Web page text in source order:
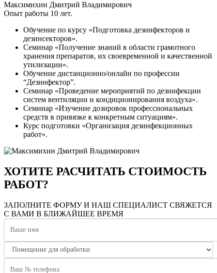
Максимихин Дмитрий Владимирович
Опыт работы 10 лет.
Обучение по курсу «Подготовка дезинфекторов и
дезинсекторов».
Семинар «Получение знаний в области грамотного
хранения препаратов, их своевременной и качественной
утилизации».
Обучение дистанционно/онлайн по профессии
“Дезинфектор”.
Семинар «Проведение мероприятий по дезинфекции
систем вентиляции и кондиционирования воздуха».
Семинар «Изучение дозировок профессиональных
средств в привязке к конкретным ситуациям».
Курс подготовки «Организация дезинфекционных
работ».
ХОТИТЕ РАСЧИТАТЬ СТОИМОСТЬ
РАБОТ?
ЗАПОЛНИТЕ ФОРМУ И НАШ СПЕЦИАЛИСТ СВЯЖЕТСЯ
С ВАМИ В БЛИЖАЙШЕЕ ВРЕМЯ